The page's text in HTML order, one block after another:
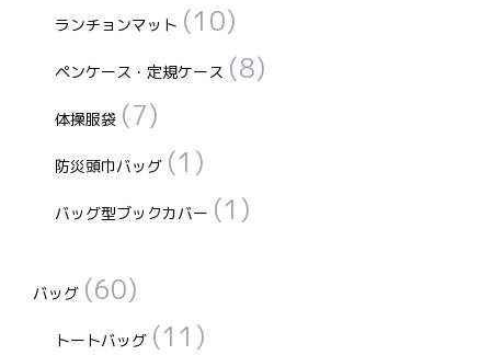
ランチョンマット (10)
ペンケース・定規ケース (8)
体操服袋 (7)
防災頭巾バッグ (1)
バッグ型ブックカバー (1)
バッグ (60)
トートバッグ (11)